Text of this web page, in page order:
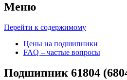
Меню
Перейти к содержимому
Цены на подшипники
FAQ – частые вопросы
Подшипник 61804